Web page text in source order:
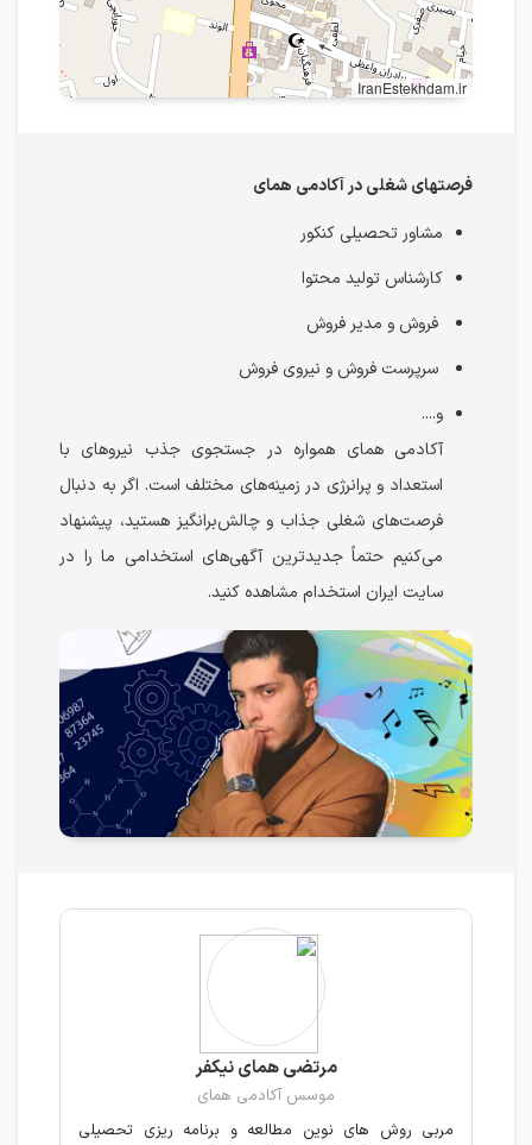
IranEstekhdam.ir
فرصتهای شغلی در آکادمی همای
مشاور تحصیلی کنکور
کارشناس تولید محتوا
فروش و مدیر فروش
سرپرست فروش و نیروی فروش
و....
آکادمی همای همواره در جستجوی جذب نیروهای با
استعداد و پرانرژی در زمینه‌های مختلف است. اگر به دنبال
فرصت‌های شغلی جذاب و چالش‌برانگیز هستید، پیشنهاد
می‌کنیم حتماً جدیدترین آگهی‌های استخدامی ما را در
سایت ایران استخدام مشاهده کنید.
مرتضی همای نیکفر
موسس آکادمی همای
مربی روش های نوین مطالعه و برنامه ریزی تحصیلی